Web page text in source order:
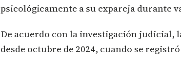
psicológicamente a su expareja durante
De acuerdo con la investigación judicial,
desde octubre de 2024, cuando se